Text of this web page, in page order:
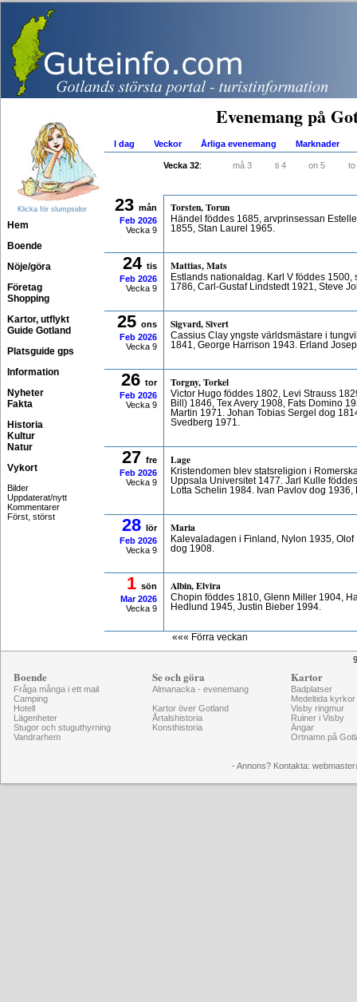
Klicka för slumpsidor
Hem
Boende
Nöje/göra
Företag
Shopping
Kartor, utflykt
Guide Gotland
Platsguide gps
Information
Nyheter
Fakta
Historia
Kultur
Natur
Vykort
Bilder
Uppdaterat/nytt
Kommentarer
Först, störst
Evenemang på
I dag Veckor Årliga evenemang Marknader
Vecka 32: må 3 ti 4 on 5 to
23 mån
Feb 2026
Vecka 9
Torsten, Torun
Händel föddes 1685, arvprinsessan
1855, Stan Laurel 1965.
24 tis
Feb 2026
Vecka 9
Mattias, Mats
Estlands nationaldag. Karl V föddes 1500,
1786, Carl-Gustaf Lindstedt 1921, Steve
25 ons
Feb 2026
Vecka 9
Sigvard, Sivert
Cassius Clay yngste världsmästare i
1841, George Harrison 1943. Erland
26 tor
Feb 2026
Vecka 9
Torgny, Torkel
Victor Hugo föddes 1802, Levi Strauss
Bill) 1846, Tex Avery 1908, Fats Domino
Martin 1971. Johan Tobias Sergel dog
Svedberg 1971.
27 fre
Feb 2026
Vecka 9
Lage
Kristendomen blev statsreligion i
Uppsala Universitet 1477. Jarl Kulle
Lotta Schelin 1984. Ivan Pavlov dog
28 lör
Feb 2026
Vecka 9
Maria
Kalevaladagen i Finland, Nylon 1935, Olof
dog 1908.
1 sön
Mar 2026
Vecka 9
Albin, Elvira
Chopin föddes 1810, Glenn Miller 1904,
Hedlund 1945, Justin Bieber 1994.
««« Förra veckan
Boende
Fråga många i ett mail
Camping
Hotell
Lägenheter
Stugor och stuguthyrning
Vandrarhem
Se och göra
Almanacka - evenemang
Kartor över Gotland
Årtalshistoria
Konsthistoria
Kartor
Badplatser
Medeltida kyrkor
Visby ringmur
Ruiner i Visby
Ängar
Ortnamn på
- Annons? Kontakta: